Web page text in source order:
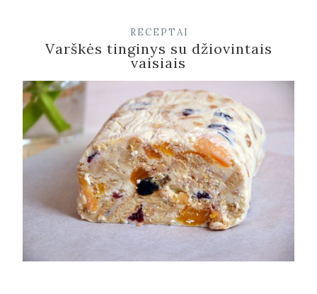
RECEPTAI
Varškės tinginys su džiovintais
vaisiais